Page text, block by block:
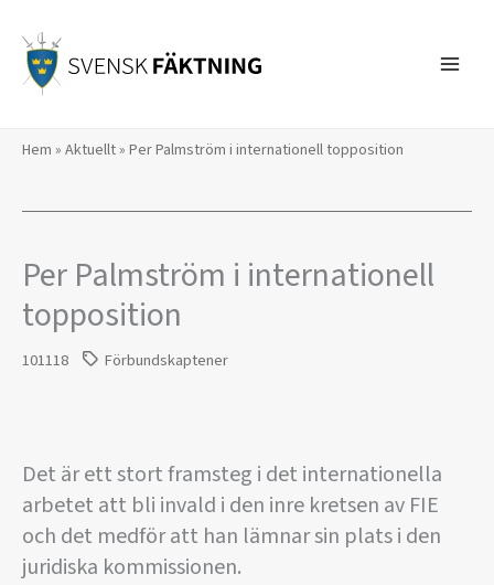
innehåll
Hem » Aktuellt» Per Palmström i internationell topposition
Per Palmström i internationell
topposition
101118 Förbundskaptener
Det är ett stort framsteg i det internationella
arbetet att bli invald i den inre kretsen av FIE
och det medför att han lämnar sin plats i den
juridiska kommissionen.